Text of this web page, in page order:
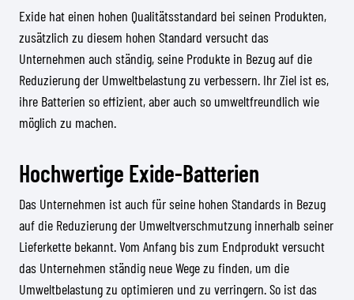
Exide hat einen hohen Qualitätsstandard bei seinen Produkten,
zusätzlich zu diesem hohen Standard versucht das
Unternehmen auch ständig, seine Produkte in Bezug auf die
Reduzierung der Umweltbelastung zu verbessern. Ihr Ziel ist es,
ihre Batterien so effizient, aber auch so umweltfreundlich wie
möglich zu machen.
Hochwertige Exide-Batterien
Das Unternehmen ist auch für seine hohen Standards in Bezug
auf die Reduzierung der Umweltverschmutzung innerhalb seiner
Lieferkette bekannt. Vom Anfang bis zum Endprodukt versucht
das Unternehmen ständig neue Wege zu finden, um die
Umweltbelastung zu optimieren und zu verringern. So ist das